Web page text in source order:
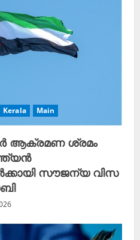
Kerala Main
ശ്രമം
സൗജന്യ വിസ